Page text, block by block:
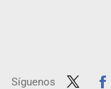
Síguenos